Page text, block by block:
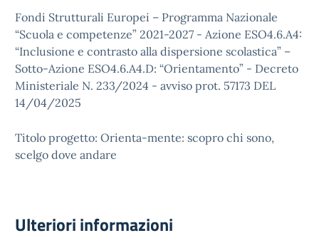
Fondi Strutturali Europei – Programma Nazionale
“Scuola e competenze” 2021-2027 - Azione ESO4.6.A4:
“Inclusione e contrasto alla dispersione scolastica” –
Sotto-Azione ESO4.6.A4.D: “Orientamento” - Decreto
Ministeriale N. 233/2024 - avviso prot. 57173 DEL
14/04/2025
Titolo progetto: Orienta-mente: scopro chi sono,
scelgo dove andare
Ulteriori informazioni